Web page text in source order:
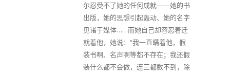
尔忍受不了她的任何成就——她的书
出版，她的思想引起轰动、她的名字
见诸于媒体……而她自己却容忍着迁
就着他，她说：“我一直瞒着他，假
装书啊、名声啊等都不存在；我还假
装什么都不会做，连三都数不到，除